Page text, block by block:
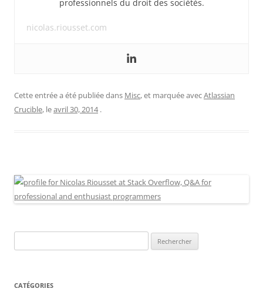
professionnels du droit des sociétés.
nicolas.riousset.com
Cette entrée a été publiée dans Misc, et marquée avecAtlassian
Crucible, leavril 30, 2014 .
CATÉGORIES